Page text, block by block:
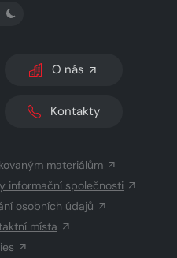
PŘEPNOUT SVĚTLÝ/TMAVÝ REŽIM
O nás
Kontakty
materiálům
informační společnosti
osobních údajů
místa